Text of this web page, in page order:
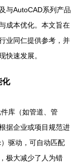
与AutoCAD系列产品
成本优化。本文旨在
业同仁提供参考，并
快速发展。
化
库（如管道、管
据企业或项目规范进
驱动，可自动匹配
极大减少了人为错